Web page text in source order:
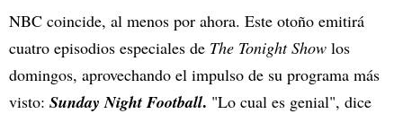
NBC coincide, al menos por ahora. Este otoño emitirá
cuatro episodios especiales de The Tonight Show los
domingos, aprovechando el impulso de su programa más
visto: Sunday Night Football. "Lo cual es genial", dice